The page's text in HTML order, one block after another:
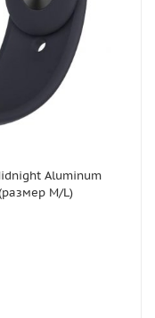
Aluminum
M/L)